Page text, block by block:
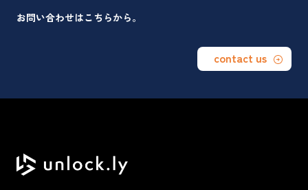
お問い合わせはこちらから。
contact us